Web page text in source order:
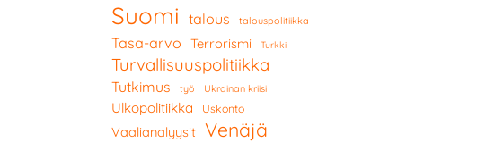
Suomi talous talouspolitiikka
Tasa-arvo Terrorismi Turkki
Turvallisuuspolitiikka
Tutkimus työ Ukrainan kriisi
Ulkopolitiikka Uskonto
Vaalianalyysit Venäjä